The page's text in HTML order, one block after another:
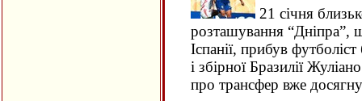
21 січня
розташування “Дніпра”,
Іспанії, прибув
і збірної Бразилії
про трансфер вже